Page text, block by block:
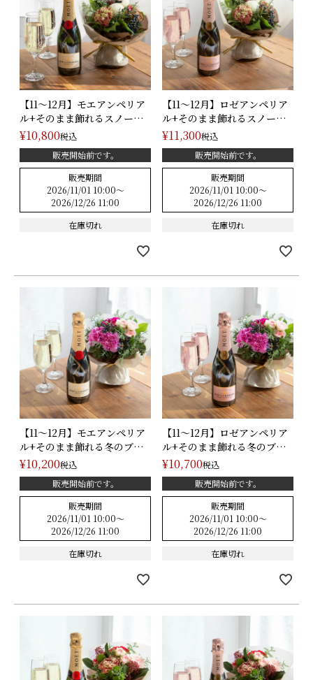
天然香木のお線香＆菊てま
りブーケ（L）セット/ 白
天然香木のお線香＆菊てまり
ブーケ（L）セット/ピンク
桜のお線香＆菊てまりブー
ケ（L）セット/ 白
桜のお線香＆菊てまりブーケ
（L）セット/ピンク
そのまま飾れる“こねこ”の
ブーケ(M)
そのまま飾れる“こいぬ”のブ
ーケ(M)
そのまま飾れる“うさぎ”の
ブーケ(M)
そのまま飾れる“ぱんだ”のブ
ーケ(M)
小さな花束の詰め合わせ(5個
入)追加可能
もっと見る
ウッドフレーム ガラスドーム
陶器アレンジ
もっと見る
すべての商品
特集
About us
Q&A (よくあるご質問)
ポイントプレゼントページ
【11～12月】モエアンペリア
ル+そのまま飾れるスノーマ
ンブ･･･
¥10,800税込
販売開始前です。
販売期間
2026/11/01 10:00〜
2026/12/26 11:00
在庫切れ
【11～12月】ロゼアンペリア
ル+そのまま飾れるスノーマ
ンブ･･･
¥11,300税込
販売開始前です。
販売期間
2026/11/01 10:00〜
2026/12/26 11:00
在庫切れ
【11～12月】モエアンペリア
ル+そのまま飾れる冬のブー
ケ(･･･
¥10,200税込
販売開始前です。
販売期間
2026/11/01 10:00〜
2026/12/26 11:00
在庫切れ
【11～12月】ロゼアンペリア
ル+そのまま飾れる冬のブー
ケ(･･･
¥10,700税込
販売開始前です。
販売期間
2026/11/01 10:00〜
2026/12/26 11:00
在庫切れ